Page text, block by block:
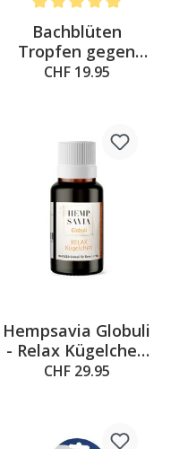
Average rating of 5 out of
Bachblüten
Tropfen gegen
Eifersucht
CHF 19.95
Hempsavia Globuli
- Relax Kügelchen
10g
CHF 29.95